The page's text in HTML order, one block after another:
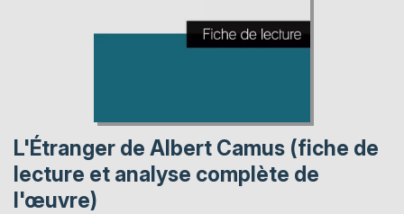
L'Étranger de Albert Camus (fiche de
lecture et analyse complète de
l'œuvre)